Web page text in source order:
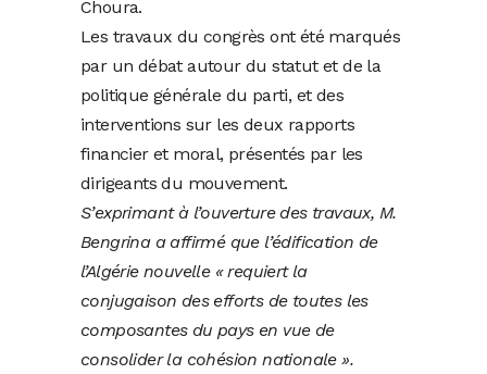
Choura.
Les travaux du congrès ont été marqués
par un débat autour du statut et de la
politique générale du parti, et des
interventions sur les deux rapports
financier et moral, présentés par les
dirigeants du mouvement.
S’exprimant à l’ouverture des travaux, M.
Bengrina a affirmé que l’édification de
l’Algérie nouvelle « requiert la
conjugaison des efforts de toutes les
composantes du pays en vue de
consolider la cohésion nationale ».